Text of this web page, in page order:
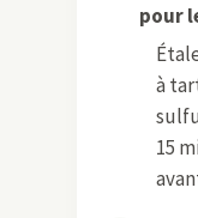
pour
à
15